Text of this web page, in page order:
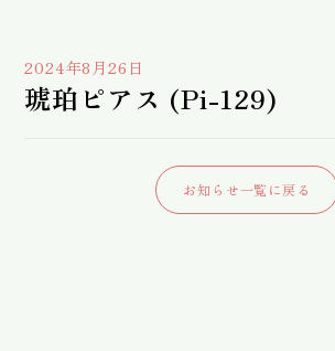
2024年8月26日
琥珀ピアス (Pi-129)
お知らせ一覧に戻る